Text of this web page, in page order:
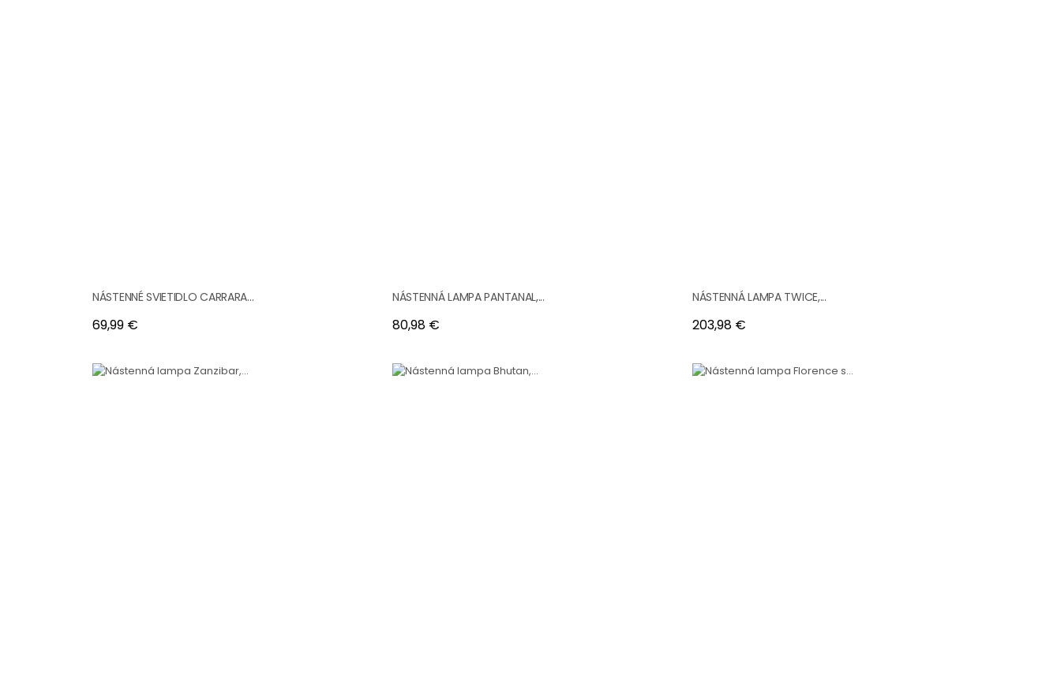
NÁSTENNÉ SVIETIDLO CARRARA...
Cena
69,99 €
NÁSTENNÁ LAMPA PANTANAL,...
Cena
80,98 €
NÁSTENNÁ LAMPA TWICE,...
Cena
203,98 €